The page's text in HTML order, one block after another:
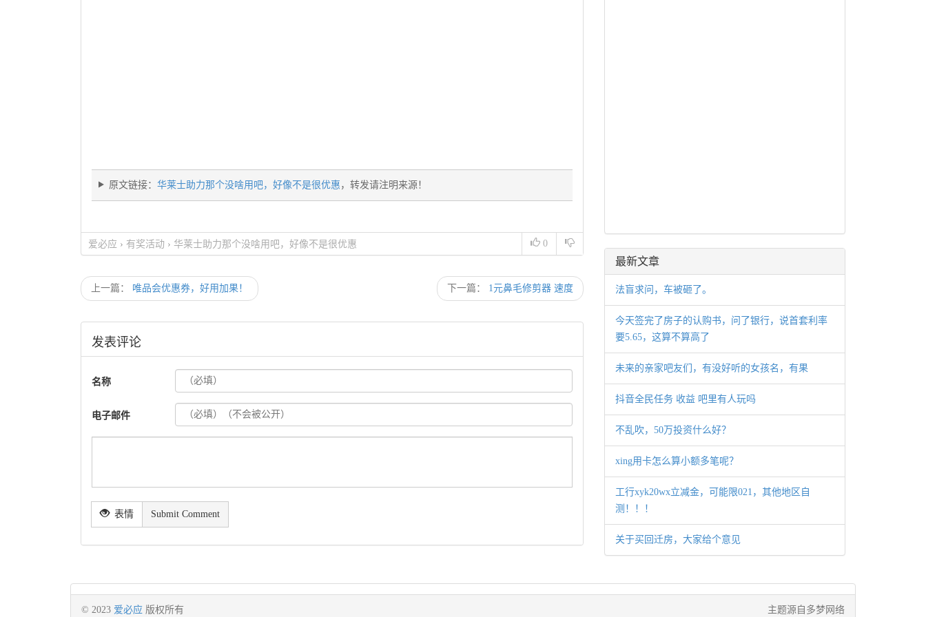
原文链接： 华莱士助力那个没啥用吧，好像不是很优惠 ，转发请注明来源！
0
爱必应 › 有奖活动 › 华莱士助力那个没啥用吧，好像不是很优惠
上一篇： 唯品会优惠券，好用加果！ 下一篇： 1元鼻毛修剪器 速度
发表评论
名称
电子邮件
表情 Submit Comment
最新文章
法盲求问，车被砸了。
今天签完了房子的认购书，问了银行，说首套利率
要5.65，这算不算高了
未来的亲家吧友们，有没好听的女孩名，有果
抖音全民任务 收益 吧里有人玩吗
不乱吹，50万投资什么好？
xing用卡怎么算小额多笔呢？
工行xyk20wx立减金，可能限021，其他地区自
测！！！
关于买回迁房，大家给个意见
© 2023 爱必应 版权所有 主题源自多梦网络